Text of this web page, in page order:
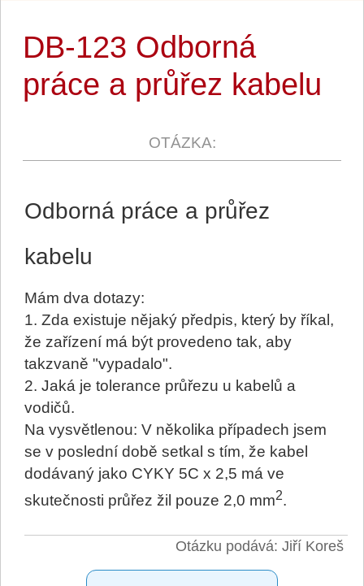
DB-123 Odborná
práce a průřez kabelu
Odborná práce a průřez
kabelu
Mám dva dotazy:
1. Zda existuje nějaký předpis, který by říkal,
že zařízení má být provedeno tak, aby
takzvaně "vypadalo".
2. Jaká je tolerance průřezu u kabelů a
vodičů.
Na vysvětlenou: V několika případech jsem
se v poslední době setkal s tím, že kabel
dodávaný jako CYKY 5C x 2,5 má ve
skutečnosti průřez žil pouze 2,0 mm2.
Otázku podává: Jiří Koreš